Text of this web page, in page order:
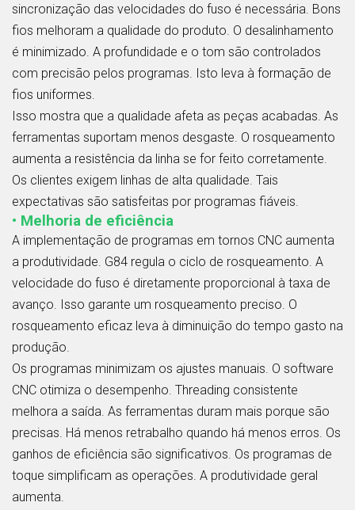
sincronização das velocidades do fuso é necessária. Bons
fios melhoram a qualidade do produto. O desalinhamento
é minimizado. A profundidade e o tom são controlados
com precisão pelos programas. Isto leva à formação de
fios uniformes.
Isso mostra que a qualidade afeta as peças acabadas. As
ferramentas suportam menos desgaste. O rosqueamento
aumenta a resistência da linha se for feito corretamente.
Os clientes exigem linhas de alta qualidade. Tais
expectativas são satisfeitas por programas fiáveis.
• Melhoria de eficiência
A implementação de programas em tornos CNC aumenta
a produtividade. G84 regula o ciclo de rosqueamento. A
velocidade do fuso é diretamente proporcional à taxa de
avanço. Isso garante um rosqueamento preciso. O
rosqueamento eficaz leva à diminuição do tempo gasto na
produção.
Os programas minimizam os ajustes manuais. O software
CNC otimiza o desempenho. Threading consistente
melhora a saída. As ferramentas duram mais porque são
precisas. Há menos retrabalho quando há menos erros. Os
ganhos de eficiência são significativos. Os programas de
toque simplificam as operações. A produtividade geral
aumenta.